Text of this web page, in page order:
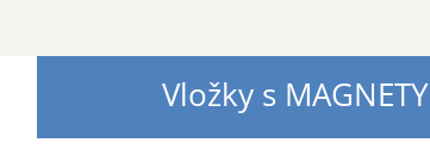
Vložky s MAGNETY